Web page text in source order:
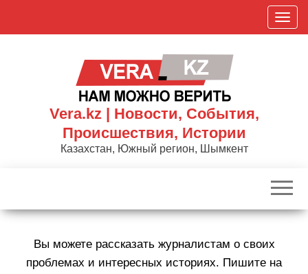
П
о
к
р
Vera.kz | Новости, События,
Происшествия, Истории
Казахстан, Южный регион, Шымкент
Вы можете рассказать журналистам о своих
проблемах и интересных историях. Пишите на